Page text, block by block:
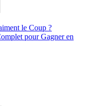
le Coup ?
pour Gagner en